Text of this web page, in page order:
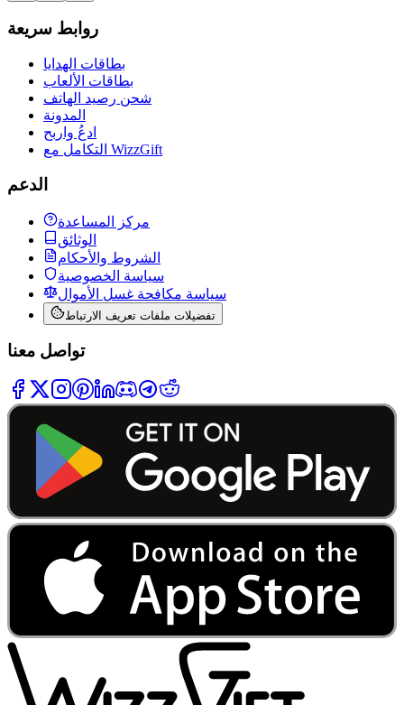
روابط سريعة
بطاقات الهدايا
بطاقات الألعاب
شحن رصيد الهاتف
المدونة
ادعُ واربح
التكامل مع WizzGift
الدعم
مركز المساعدة
الوثائق
الشروط والأحكام
سياسة الخصوصية
سياسة مكافحة غسل الأموال
تفضيلات ملفات تعريف الارتباط
تواصل معنا